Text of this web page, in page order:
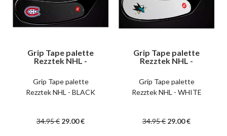
Grip Tape palette
Rezztek NHL -
Grip Tape palette
Rezztek NHL - BLACK
34.95€ 29.00€
Grip Tape palette
Rezztek NHL -
Grip Tape palette
Rezztek NHL - WHITE
34.95€ 29.00€